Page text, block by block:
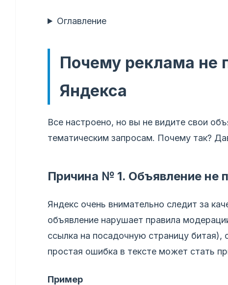
Оглавление
Почему реклама не
Яндекса
Все настроено, но вы не видите свои
тематическим запросам. Почему так?
Причина № 1. Объявление не
Яндекс очень внимательно следит за
объявление нарушает правила
ссылка на посадочную страницу
простая ошибка в тексте может стать
Пример